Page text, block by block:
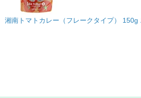
湘南トマトカレー（フレークタイプ） 150g